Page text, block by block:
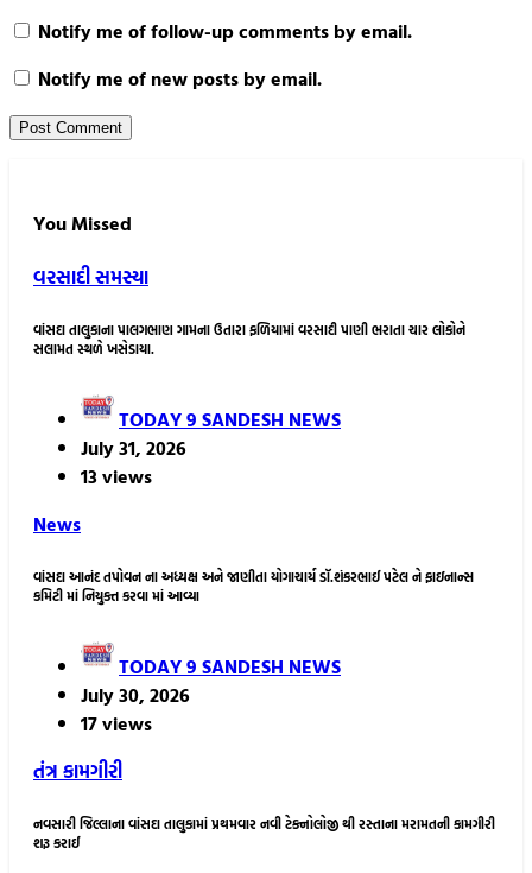
Notify me of follow-up comments by email.
Notify me of new posts by email.
You Missed
વરસાદી સમસ્યા
વાંસદા તાલુકાના પાલગભાણ ગામના ઉતારા ફળિયામાં વરસાદી પાણી ભરાતા ચાર લોકોને
સલામત સ્થળે ખસેડાયા.
TODAY 9 SANDESH NEWS
July 31, 2026
13 views
News
વાંસદા આનંદ તપોવન ના અધ્યક્ષ અને જાણીતા યોગાચાર્ય ડૉ.શંકરભાઈ પટેલ ને ફાઇનાન્સ
કમિટી માં નિયુક્ત કરવા માં આવ્યા
TODAY 9 SANDESH NEWS
July 30, 2026
17 views
તંત્ર કામગીરી
નવસારી જિલ્લાના વાંસદા તાલુકામાં પ્રથમવાર નવી ટેક્નોલોજી થી રસ્તાના મરામતની કામગીરી
શરૂ કરાઈ